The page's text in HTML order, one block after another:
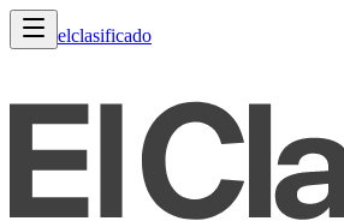
elclasificado